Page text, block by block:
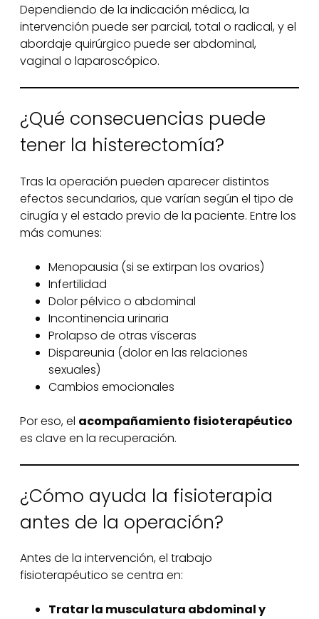
Dependiendo de la indicación médica, la
intervención puede ser parcial, total o radical, y el
abordaje quirúrgico puede ser abdominal,
vaginal o laparoscópico.
¿Qué consecuencias puede
tener la histerectomía?
Tras la operación pueden aparecer distintos
efectos secundarios, que varían según el tipo de
cirugía y el estado previo de la paciente. Entre los
más comunes:
Menopausia (si se extirpan los ovarios)
Infertilidad
Dolor pélvico o abdominal
Incontinencia urinaria
Prolapso de otras vísceras
Dispareunia (dolor en las relaciones
sexuales)
Cambios emocionales
Por eso, el acompañamiento fisioterapéutico
es clave en la recuperación.
¿Cómo ayuda la fisioterapia
antes de la operación?
Antes de la intervención, el trabajo
fisioterapéutico se centra en:
Tratar la musculatura abdominal y